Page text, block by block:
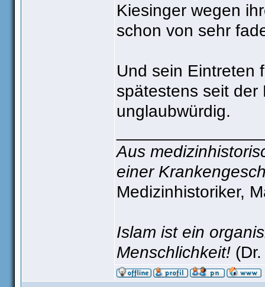
Kiesinger wegen
schon von sehr
Und sein Eintreten
spätestens seit der
unglaubwürdig.
Aus
einer
Medizinhistoriker,
Islam ist ein
Menschlichkeit!